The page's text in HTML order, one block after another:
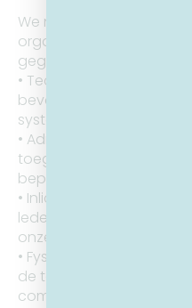
We nemen verschillende
organisatorische
gegevens te beschermen
• Technologische
beveiligde netwerken,
systemen en applicaties.
• Administratieve en
toegang tot
beperken.
• Inlichten van leden,
leden zodat zij op de
onze privacy
• Fysieke
de toegang tot onze
computers en